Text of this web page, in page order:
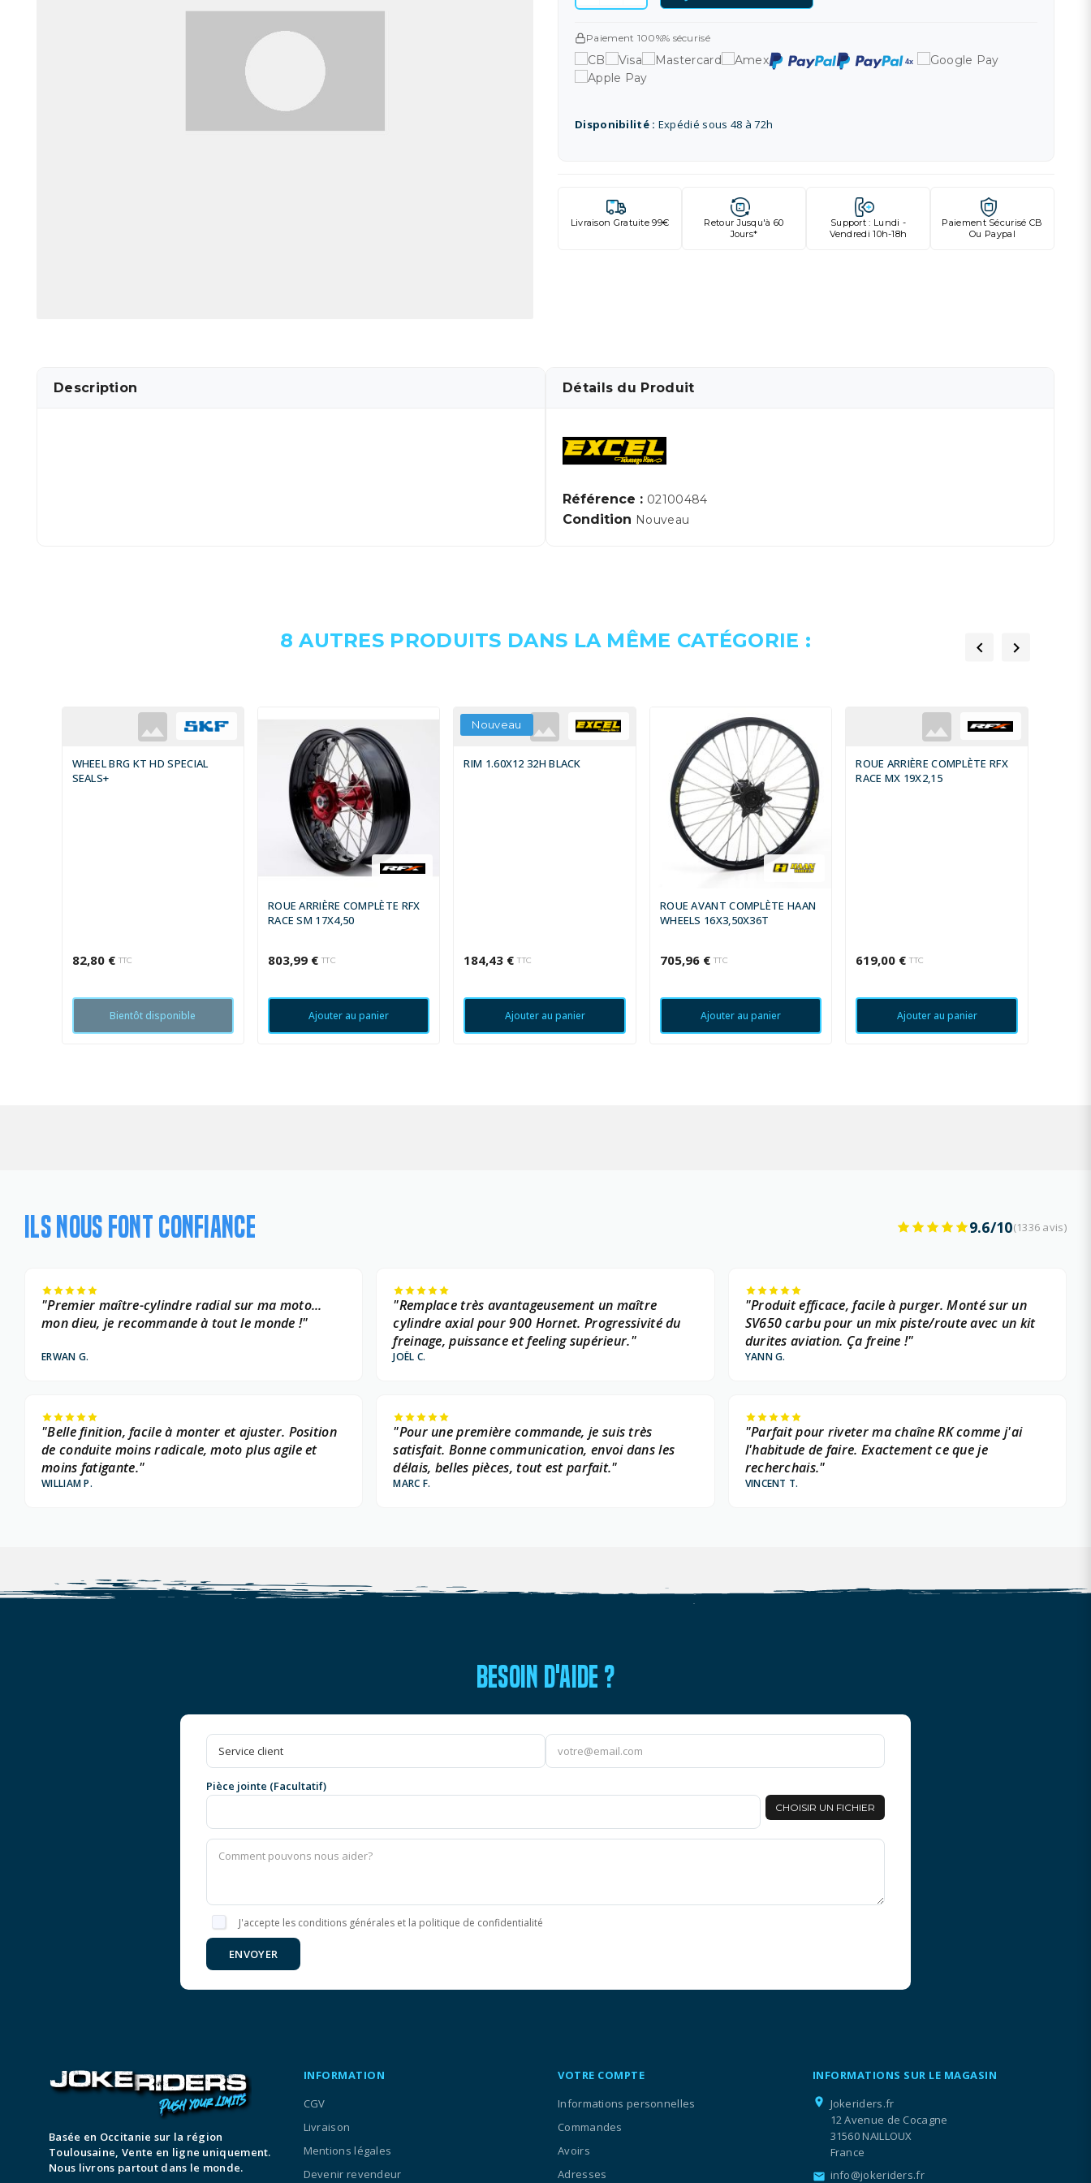
Paiement 100%% sécurisé
Disponibilité : Expédié sous 48 à 72h
Livraison Gratuite 99€
Retour Jusqu'à 60
Jours*
Support : Lundi -
Vendredi 10h-18h
Paiement Sécurisé CB
Ou Paypal
Description Détails du Produit
Référence : 02100484
Condition Nouveau
8 AUTRES PRODUITS DANS LA MÊME CATÉGORIE :  
WHEEL BRG KT HD SPECIAL
SEALS+
82,80 € TTC
Bientôt disponible
ROUE ARRIÈRE COMPLÈTE RFX
RACE SM 17X4,50
803,99 € TTC
Ajouter au panier
Nouveau
RIM 1.60X12 32H BLACK
184,43 € TTC
Ajouter au panier
ROUE AVANT COMPLÈTE HAAN
WHEELS 16X3,50X36T
705,96 € TTC
Ajouter au panier
ROUE ARRIÈRE COMPLÈTE RFX
RACE MX 19X2,15
619,00 € TTC
Ajouter au panier
ILS NOUS FONT CONFIANCE 9.6/10(1336 avis)
"Premier maître-cylindre radial sur ma moto...
mon dieu, je recommande à tout le monde !"
ERWAN G.
"Remplace très avantageusement un maître
cylindre axial pour 900 Hornet. Progressivité du
freinage, puissance et feeling supérieur."
JOËL C.
"Produit efficace, facile à purger. Monté sur un
SV650 carbu pour un mix piste/route avec un kit
durites aviation. Ça freine !"
YANN G.
"Belle finition, facile à monter et ajuster. Position
de conduite moins radicale, moto plus agile et
moins fatigante."
WILLIAM P.
"Pour une première commande, je suis très
satisfait. Bonne communication, envoi dans les
délais, belles pièces, tout est parfait."
MARC F.
"Parfait pour riveter ma chaîne RK comme j'ai
l'habitude de faire. Exactement ce que je
recherchais."
VINCENT T.
BESOIN D'AIDE ?
Pièce jointe (Facultatif)
CHOISIR UN FICHIER
J'accepte les conditions générales et la politique de confidentialité
ENVOYER
Basée en Occitanie sur la région
Toulousaine, Vente en ligne uniquement.
Nous livrons partout dans le monde.
INFORMATION
CGV
Livraison
Mentions légales
Devenir revendeur
VOTRE COMPTE
Informations personnelles
Commandes
Avoirs
Adresses
INFORMATIONS SUR LE MAGASIN
location_on
Jokeriders.fr
12 Avenue de Cocagne
31560 NAILLOUX
France
email info@jokeriders.fr